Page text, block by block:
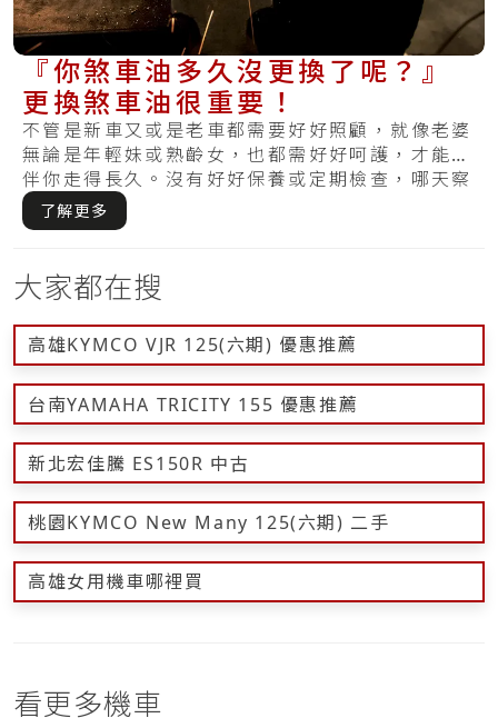
『你煞車油多久沒更換了呢？』
更換煞車油很重要！
不管是新車又或是老車都需要好好照顧，就像老婆
無論是年輕妹或熟齡女，也都需好好呵護，才能陪
伴你走得長久。沒有好好保養或定期檢查，哪天察
覺損.....
了解更多
大家都在搜
高雄KYMCO VJR 125(六期) 優惠推薦
台南YAMAHA TRICITY 155 優惠推薦
新北宏佳騰 ES150R 中古
桃園KYMCO New Many 125(六期) 二手
高雄女用機車哪裡買
看更多機車